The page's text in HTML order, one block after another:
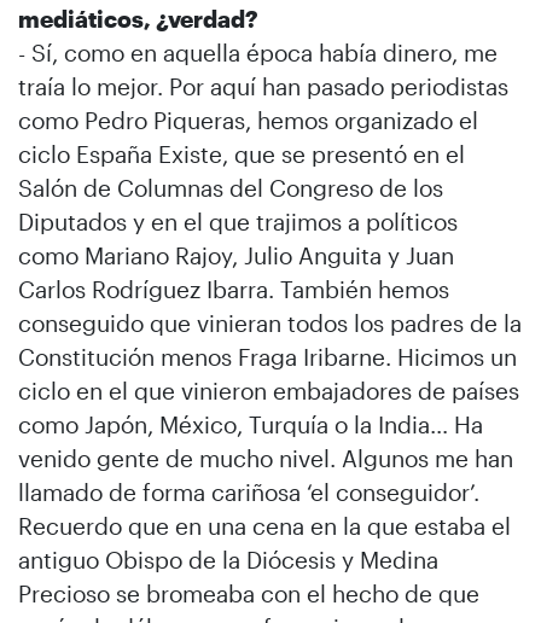
mediáticos, ¿verdad?
- Sí, como en aquella época había dinero, me
traía lo mejor. Por aquí han pasado periodistas
como Pedro Piqueras, hemos organizado el
ciclo España Existe, que se presentó en el
Salón de Columnas del Congreso de los
Diputados y en el que trajimos a políticos
como Mariano Rajoy, Julio Anguita y Juan
Carlos Rodríguez Ibarra. También hemos
conseguido que vinieran todos los padres de la
Constitución menos Fraga Iribarne. Hicimos un
ciclo en el que vinieron embajadores de países
como Japón, México, Turquía o la India… Ha
venido gente de mucho nivel. Algunos me han
llamado de forma cariñosa ‘el conseguidor’.
Recuerdo que en una cena en la que estaba el
antiguo Obispo de la Diócesis y Medina
Precioso se bromeaba con el hecho de que